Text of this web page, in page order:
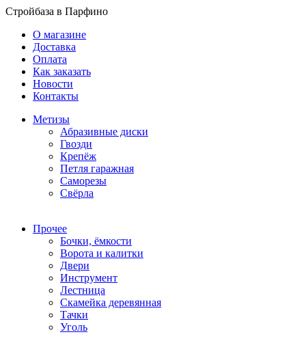
Стройбаза в Парфино
О магазине
Доставка
Оплата
Как заказать
Новости
Контакты
Метизы
Абразивные диски
Гвозди
Крепёж
Петля гаражная
Саморезы
Свёрла
Прочее
Бочки, ёмкости
Ворота и калитки
Двери
Инструмент
Лестница
Скамейка деревянная
Тачки
Уголь